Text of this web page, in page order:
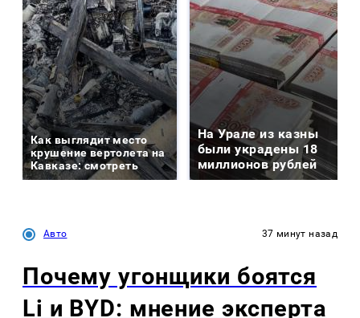
Как выглядит место
крушение вертолета на
Кавказе: смотреть
На Урале из казны
были украдены 18
миллионов рублей
Авто 37 минут назад
Почему угонщики боятся
Li и BYD: мнение эксперта